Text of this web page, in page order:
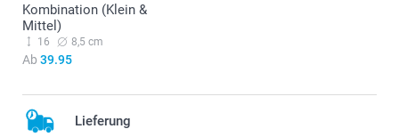
Kombination (Klein &
Mittel)
16 8,5 cm
Ab 39.95
Lieferung